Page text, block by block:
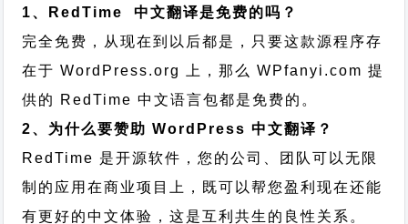
1、RedTime 中文翻译是免费的吗？
完全免费，从现在到以后都是，只要这款源程序存
在于 WordPress.org 上，那么 WPfanyi.com 提
供的 RedTime 中文语言包都是免费的。
2、为什么要赞助 WordPress 中文翻译？
RedTime 是开源软件，您的公司、团队可以无限
制的应用在商业项目上，既可以帮您盈利现在还能
有更好的中文体验，这是互利共生的良性关系。